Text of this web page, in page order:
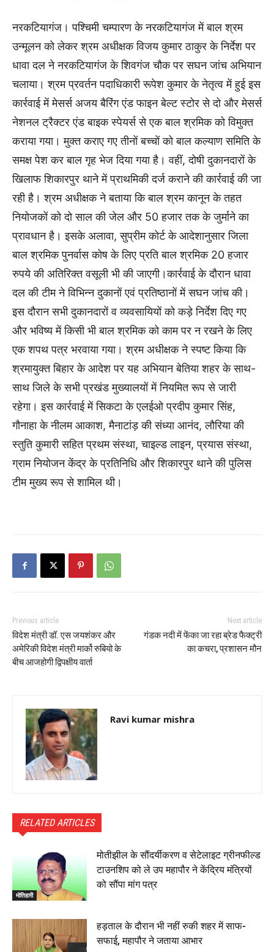
नरकटियागंज। पश्चिमी चम्पारण के नरकटियागंज में बाल श्रम
उन्मूलन को लेकर श्रम अधीक्षक विजय कुमार ठाकुर के निर्देश पर
धावा दल ने नरकटियागंज के शिवगंज चौक पर सघन जांच अभियान
चलाया। श्रम प्रवर्तन पदाधिकारी रूपेश कुमार के नेतृत्व में हुई इस
कार्रवाई में मेसर्स अजय बैरिंग एंड फाइन बेल्ट स्टोर से दो और मेसर्स
नेशनल ट्रैक्टर एंड बाइक स्पेयर्स से एक बाल श्रमिक को विमुक्त
कराया गया। मुक्त कराए गए तीनों बच्चों को बाल कल्याण समिति के
समक्ष पेश कर बाल गृह भेज दिया गया है। वहीं, दोषी दुकानदारों के
खिलाफ शिकारपुर थाने में प्राथमिकी दर्ज कराने की कार्रवाई की जा
रही है। श्रम अधीक्षक ने बताया कि बाल श्रम कानून के तहत
नियोजकों को दो साल की जेल और 50 हजार तक के जुर्माने का
प्रावधान है। इसके अलावा, सुप्रीम कोर्ट के आदेशानुसार जिला
बाल श्रमिक पुनर्वास कोष के लिए प्रति बाल श्रमिक 20 हजार
रुपये की अतिरिक्त वसूली भी की जाएगी।कार्रवाई के दौरान धावा
दल की टीम ने विभिन्न दुकानों एवं प्रतिष्ठानों में सघन जांच की।
इस दौरान सभी दुकानदारों व व्यवसायियों को कड़े निर्देश दिए गए
और भविष्य में किसी भी बाल श्रमिक को काम पर न रखने के लिए
एक शपथ पत्र भरवाया गया। श्रम अधीक्षक ने स्पष्ट किया कि
श्रमायुक्त बिहार के आदेश पर यह अभियान बेतिया शहर के साथ-
साथ जिले के सभी प्रखंड मुख्यालयों में नियमित रूप से जारी
रहेगा। इस कार्रवाई में सिकटा के एलईओ प्रदीप कुमार सिंह,
गौनाहा के नीलम आकाश, मैनाटांड़ की संध्या आनंद, लौरिया की
स्तुति कुमारी सहित प्रथम संस्था, चाइल्ड लाइन, प्रयास संस्था,
ग्राम नियोजन केंद्र के प्रतिनिधि और शिकारपुर थाने की पुलिस
टीम मुख्य रूप से शामिल थी।
Previous article
विदेश मंत्री डॉ. एस जयशंकर और
अमेरिकी विदेश मंत्री मार्को रुबियो के
बीच आजहोगी द्विपक्षीय वार्ता
Next article
गंडक नदी में फेंका जा रहा ब्रेड फैक्ट्री
का कचरा, प्रशासन मौन
Ravi kumar mishra
RELATED ARTICLES
मोतिहारी
मोतीझील के सौंदर्यीकरण व सेटेलाइट ग्रीनफील्ड
टाउनशिप को ले उप महापौर ने केंद्रिय मंत्रियों
को सौंपा मांग पत्र
हड़ताल के दौरान भी नहीं रुकी शहर में साफ-
सफाई, महापौर ने जताया आभार